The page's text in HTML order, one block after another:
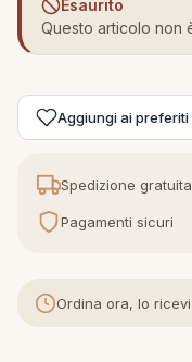
letto
in piuma d'oca
Esaurito
Questo articolo non
Aggiungi ai preferiti
Spedizione gratuita
Pagamenti sicuri
Ordina ora, lo ricevi